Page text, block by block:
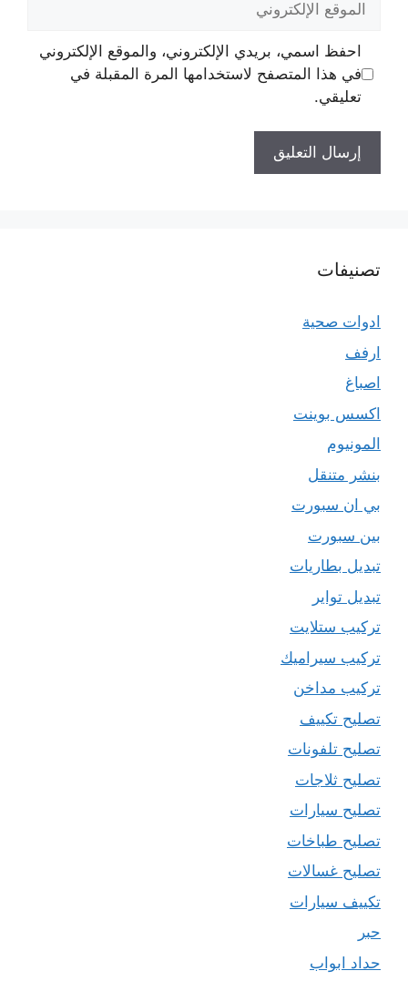
الإلكتروني
احفظ اسمي، بريدي الإلكتروني، والموقع الإلكتروني
في هذا المتصفح لاستخدامها المرة المقبلة في
تعليقي.
تصنيفات
ادوات صحية
ارفف
اصباغ
اكسس بوينت
المونيوم
بنشر متنقل
بي ان سبورت
بين سبورت
تبديل بطاريات
تبديل تواير
تركيب ستلايت
تركيب سيراميك
تركيب مداخن
تصليح تكييف
تصليح تلفونات
تصليح ثلاجات
تصليح سيارات
تصليح طباخات
تصليح غسالات
تكييف سيارات
حبر
حداد ابواب